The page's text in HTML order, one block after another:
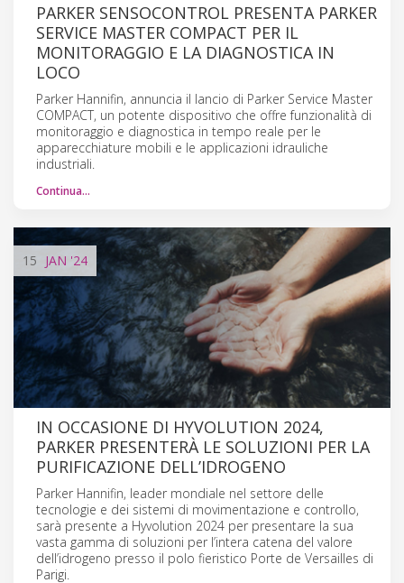
PARKER SENSOCONTROL PRESENTA PARKER
SERVICE MASTER COMPACT PER IL
MONITORAGGIO E LA DIAGNOSTICA IN
LOCO
Parker Hannifin, annuncia il lancio di Parker Service Master
COMPACT, un potente dispositivo che offre funzionalità di
monitoraggio e diagnostica in tempo reale per le
apparecchiature mobili e le applicazioni idrauliche
industriali.
Continua…
15 JAN '24
IN OCCASIONE DI HYVOLUTION 2024,
PARKER PRESENTERÀ LE SOLUZIONI PER LA
PURIFICAZIONE DELL’IDROGENO
Parker Hannifin, leader mondiale nel settore delle
tecnologie e dei sistemi di movimentazione e controllo,
sarà presente a Hyvolution 2024 per presentare la sua
vasta gamma di soluzioni per l’intera catena del valore
dell’idrogeno presso il polo fieristico Porte de Versailles di
Parigi.